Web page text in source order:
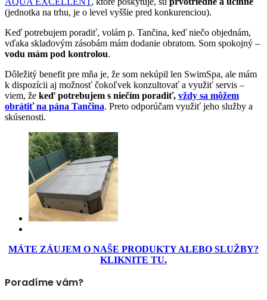
(jednotka na trhu, je o level vyššie pred konkurenciou).
Keď potrebujem poradiť, volám p. Tančina, keď niečo objednám,
vďaka skladovým zásobám mám dodanie obratom. Som spokojný –
vodu mám pod kontrolou.
Dôležitý benefit pre mňa je, že som nekúpil len SwimSpa, ale mám
k dispozícii aj možnosť čokoľvek konzultovať a využiť servis –
viem, že keď potrebujem s niečím poradiť, vždy sa môžem
obrátiť na pána Tančina. Preto odporúčam využiť jeho služby a
skúsenosti.
MÁTE ZÁUJEM O NAŠE PRODUKTY ALEBO SLUŽBY?
KLIKNITE TU.
Poradíme vám?